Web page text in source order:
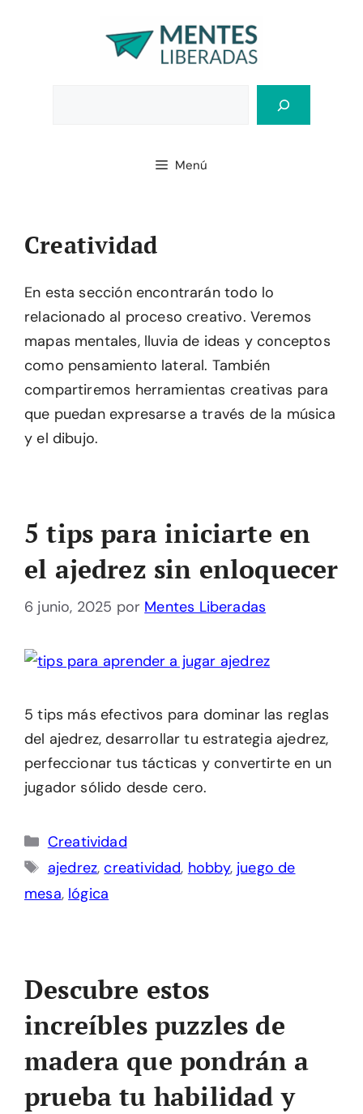
Menú
Creatividad
En esta sección encontrarán todo lo
relacionado al proceso creativo. Veremos
mapas mentales, lluvia de ideas y conceptos
como pensamiento lateral. También
compartiremos herramientas creativas para
que puedan expresarse a través de la música
y el dibujo.
5 tips para iniciarte en
el ajedrez sin enloquecer
6 junio, 2025 por Mentes Liberadas
5 tips más efectivos para dominar las reglas
del ajedrez, desarrollar tu estrategia ajedrez,
perfeccionar tus tácticas y convertirte en un
jugador sólido desde cero.
Categorías
Creatividad
Etiquetas
ajedrez,creatividad, hobby, juego de
mesa, lógica
Descubre estos
increíbles puzzles de
madera que pondrán a
prueba tu habilidad y